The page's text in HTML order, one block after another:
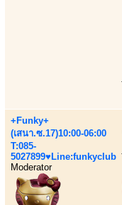
+Funky+
(เสนา.ซ.17)10:00-06:00
T:085-
5027899♥Line:funkyclub
Moderator